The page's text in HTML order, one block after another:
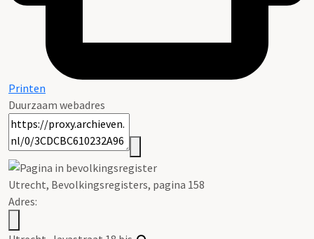
Printen
Duurzaam webadres
Utrecht, Bevolkingsregisters, pagina 158
Adres: